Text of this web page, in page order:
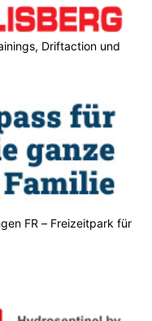
Driftaction und
FR – Freizeitpark für